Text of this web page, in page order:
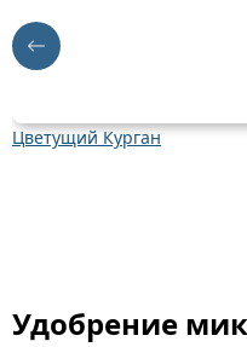
Цветущий Курган
Удобрение